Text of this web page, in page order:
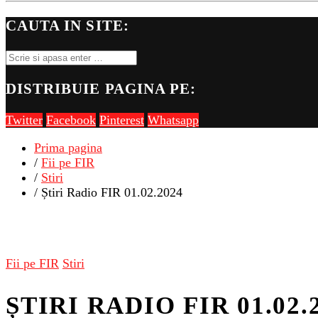
CAUTA IN SITE:
DISTRIBUIE PAGINA PE:
Twitter Facebook Pinterest Whatsapp
Prima pagina
/ Fii pe FIR
/ Stiri
/ Știri Radio FIR 01.02.2024
Fii pe FIR Stiri
ȘTIRI RADIO FIR